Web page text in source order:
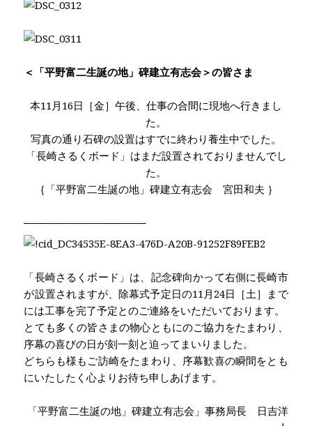
＜「平野富二生誕の地」碑建立有志会＞の皆さま
本11月16日［金］午後、仕事の合間に現地へ行きまし
た。
写真の通り石碑の設置はすでに終わり養生中でした。
「長崎さるくボード」はまだ設置されておりませんでし
た。
｛「平野富二生誕の地」碑建立有志会 宮田和夫 ｝
────────────────
「長崎さるくボード」は、記念碑向かって右側に長崎市
が設置されますが、除幕式予定日の11月24日［土］まで
には工事を完了予定とのご連絡をいただいております。
とても多くの皆さまの物心ともにのご協力をたまわり、
序幕の喜びの日が刻一刻と迫ってまいりました。
どちらも様もご訪崎をたまわり、序幕歓喜の瞬間をとも
にいたしたく心よりお待ち申しあげます。
「平野富二生誕の地」碑建立有志会」事務局長 日吉洋